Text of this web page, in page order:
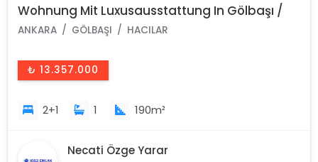
Wohnung Mit Luxusausstattung In Gölbaşı /
Ankara /Türkei
ANKARA GÖLBAŞI HACILAR
₺ 13.357.000
2+1 1 190m²
Necati Özge Yarar